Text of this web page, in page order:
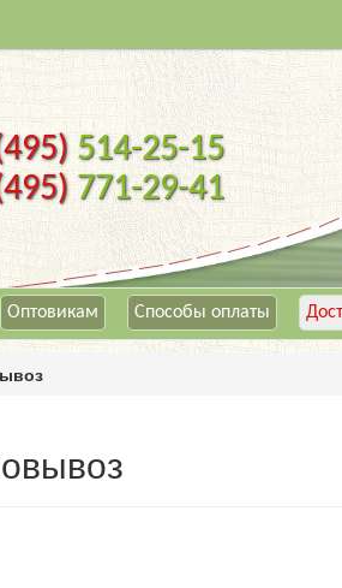
514-25-15
771-29-41
Оптовикам Способы оплаты